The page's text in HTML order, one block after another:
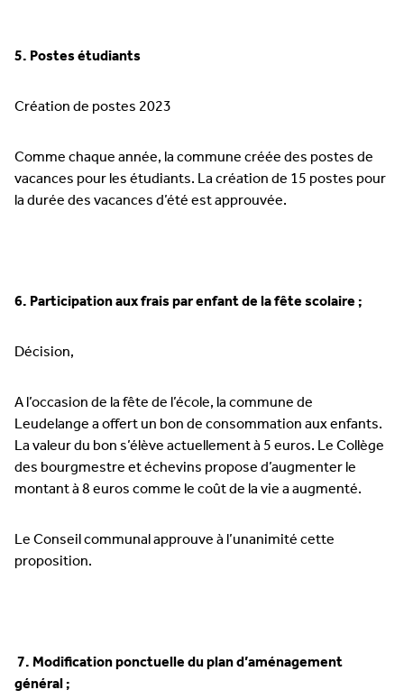
5. Postes étudiants
Création de postes 2023
Comme chaque année, la commune créée des postes de
vacances pour les étudiants. La création de 15 postes pour
la durée des vacances d’été est approuvée.
6. Participation aux frais par enfant de la fête scolaire ;
Décision,
A l’occasion de la fête de l’école, la commune de
Leudelange a offert un bon de consommation aux enfants.
La valeur du bon s’élève actuellement à 5 euros. Le Collège
des bourgmestre et échevins propose d’augmenter le
montant à 8 euros comme le coût de la vie a augmenté.
Le Conseil communal approuve à l’unanimité cette
proposition.
7. Modification ponctuelle du plan d’aménagement
général ;